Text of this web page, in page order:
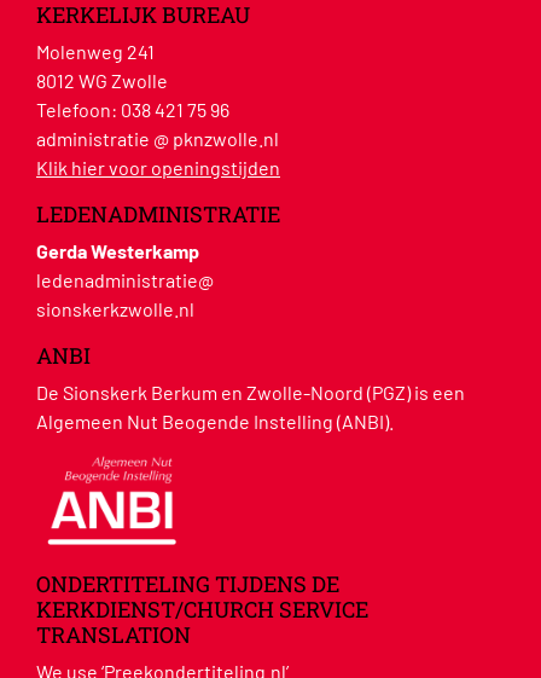
KERKELIJK BUREAU
Molenweg 241
8012 WG Zwolle
Telefoon: 038 421 75 96
administratie @ pknzwolle.nl
Klik hier voor openingstijden
LEDENADMINISTRATIE
Gerda Westerkamp
ledenadministratie@
sionskerkzwolle.nl
ANBI
De Sionskerk Berkum en Zwolle-Noord (PGZ) is een
Algemeen Nut Beogende Instelling (ANBI).
ONDERTITELING TIJDENS DE
KERKDIENST/CHURCH SERVICE
TRANSLATION
We use ‘Preekondertiteling.nl’